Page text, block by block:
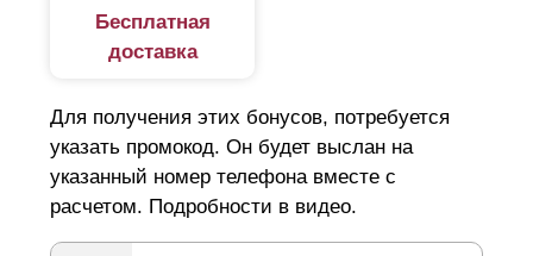
Бесплатная
доставка
Для получения этих бонусов, потребуется
указать промокод. Он будет выслан на
указанный номер телефона вместе с
расчетом. Подробности в видео.